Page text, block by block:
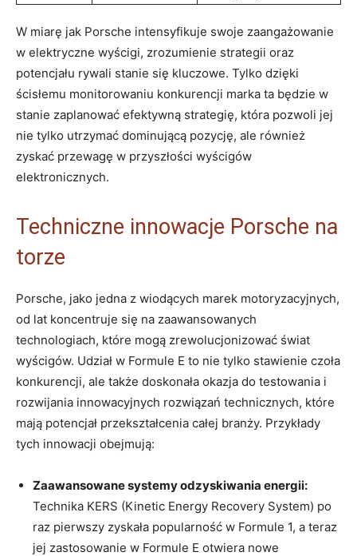
W miarę jak Porsche intensyfikuje swoje zaangażowanie
w elektryczne wyścigi, zrozumienie strategii oraz
potencjału rywali stanie się kluczowe. Tylko dzięki
ścisłemu monitorowaniu konkurencji marka ta będzie w
stanie zaplanować efektywną strategię, która pozwoli jej
nie tylko utrzymać dominującą pozycję, ale również
zyskać przewagę w przyszłości wyścigów
elektronicznych.
Techniczne innowacje Porsche na
torze
Porsche, jako jedna z wiodących marek motoryzacyjnych,
od lat koncentruje się na zaawansowanych
technologiach, które mogą zrewolucjonizować świat
wyścigów. Udział w Formule E to nie tylko stawienie czoła
konkurencji, ale także doskonała okazja do testowania i
rozwijania innowacyjnych rozwiązań technicznych, które
mają potencjał przekształcenia całej branży. Przykłady
tych innowacji obejmują:
Zaawansowane systemy odzyskiwania energii:
Technika KERS (Kinetic Energy Recovery System) po
raz pierwszy zyskała popularność w Formule 1, a teraz
jej zastosowanie w Formule E otwiera nowe